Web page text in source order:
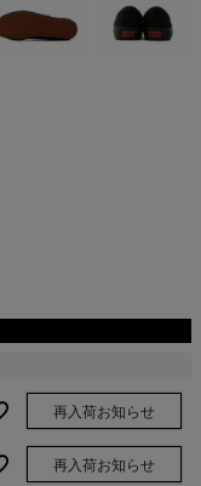
再入荷お知らせ
再入荷お知らせ